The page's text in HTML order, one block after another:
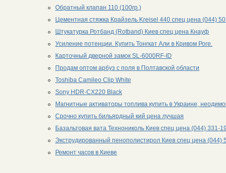
Обратный клапан 110 (100гр.)
Цементная стяжка Крайзель Kreisel 440 спец цена (044)
Штукатурка Ротбанд (Rotband) Киев спец цена Кнауф
Усиление потенции. Купить Тонгкат Али в Кривом Роге.
Карточный дверной замок SL-6000RF-ID
Продам оптом арбуз с поля в Полтавской области
Toshiba Camileo Clip White
Sony HDR-CX220 Black
Магнитные активаторы топлива купить в Украине,
Срочно купить бильярдный кий цена лучшая
Базальтовая вата Технониколь Киев спец цена (044) 331-
Экструдированный пенополистирол Киев спец цена (044)
Ремонт часов в Киеве